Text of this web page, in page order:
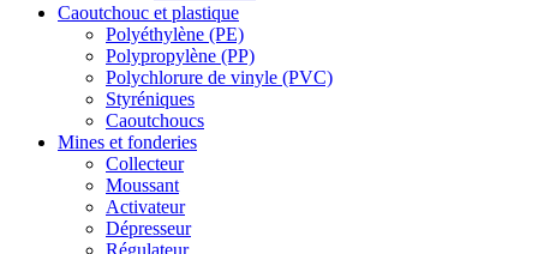
Caoutchouc et plastique
Polyéthylène (PE)
Polypropylène (PP)
Polychlorure de vinyle (PVC)
Styréniques
Caoutchoucs
Mines et fonderies
Collecteur
Moussant
Activateur
Dépresseur
Régulateur